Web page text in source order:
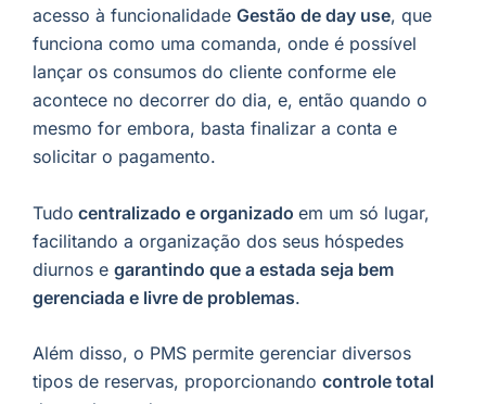
acesso à funcionalidade Gestão de day use, que
funciona como uma comanda, onde é possível
lançar os consumos do cliente conforme ele
acontece no decorrer do dia, e, então quando o
mesmo for embora, basta finalizar a conta e
solicitar o pagamento.
Tudo centralizado e organizado em um só lugar,
facilitando a organização dos seus hóspedes
diurnos e garantindo que a estada seja bem
gerenciada e livre de problemas.
Além disso, o PMS permite gerenciar diversos
tipos de reservas, proporcionando controle total